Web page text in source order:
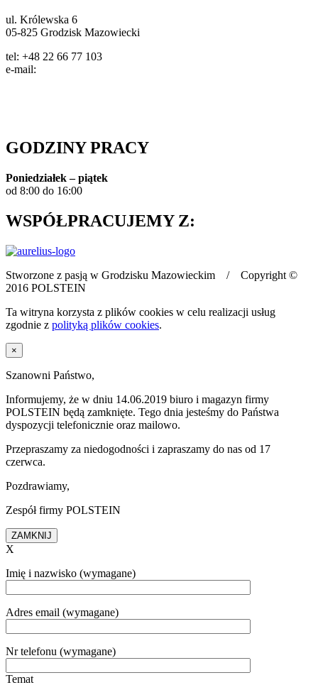
ul. Królewska 6
05-825 Grodzisk Mazowiecki
tel: +48 22 66 77 103
e-mail:
GODZINY PRACY
Poniedziałek – piątek
od 8:00 do 16:00
WSPÓŁPRACUJEMY Z:
Stworzone z pasją w Grodzisku Mazowieckim / Copyright ©
2016 POLSTEIN
Ta witryna korzysta z plików cookies w celu realizacji usług
zgodnie z polityką plików cookies.
×
Szanowni Państwo,
Informujemy, że w dniu 14.06.2019 biuro i magazyn firmy
POLSTEIN będą zamknięte. Tego dnia jesteśmy do Państwa
dyspozycji telefonicznie oraz mailowo.
Przepraszamy za niedogodności i zapraszamy do nas od 17
czerwca.
Pozdrawiamy,
Zespół firmy POLSTEIN
ZAMKNIJ
X
Imię i nazwisko (wymagane)
Adres email (wymagane)
Nr telefonu (wymagane)
Temat